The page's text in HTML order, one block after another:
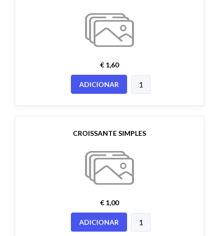
€ 1,60
ADICIONAR
CROISSANTE SIMPLES
€ 1,00
ADICIONAR